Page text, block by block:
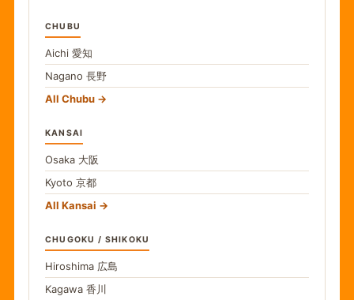
CHUBU
Aichi 愛知
Nagano 長野
All Chubu
KANSAI
Osaka 大阪
Kyoto 京都
All Kansai
CHUGOKU / SHIKOKU
Hiroshima 広島
Kagawa 香川